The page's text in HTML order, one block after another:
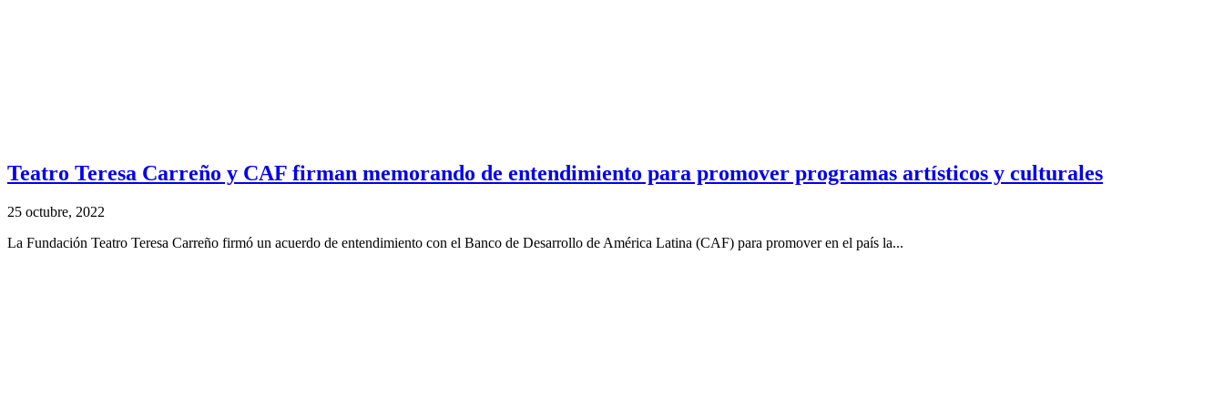
Teatro Teresa Carreño y CAF firman memorando de entendimiento para promover programas artísticos y culturales
25 octubre, 2022
La Fundación Teatro Teresa Carreño firmó un acuerdo de entendimiento con el Banco de Desarrollo de América Latina (CAF) para promover en el país la...